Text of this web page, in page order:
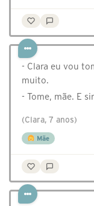
- Clara eu vou
muito.
- Tome, mãe. E
(Clara, 7 anos)
Mãe